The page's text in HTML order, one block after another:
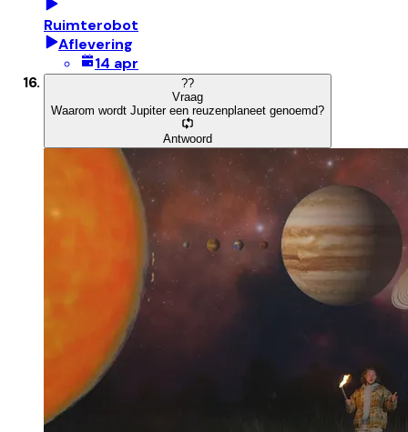
Ruimterobot
Aflevering
14 apr
??
Vraag
Waarom wordt Jupiter een reuzenplaneet genoemd?
Antwoord